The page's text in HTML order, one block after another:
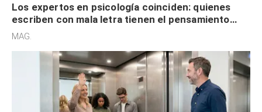
Los expertos en psicología coinciden: quienes
escriben con mala letra tienen el pensamiento
acelerado y no lo hacen por desinterés
MAG.